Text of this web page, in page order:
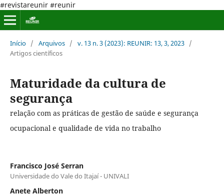
#revistareunir #reunir
Início / Arquivos / v. 13 n. 3 (2023): REUNIR: 13, 3, 2023 /
Artigos científicos
Maturidade da cultura de
segurança
relação com as práticas de gestão de saúde e segurança
ocupacional e qualidade de vida no trabalho
Francisco José Serran
Universidade do Vale do Itajaí - UNIVALI
Anete Alberton